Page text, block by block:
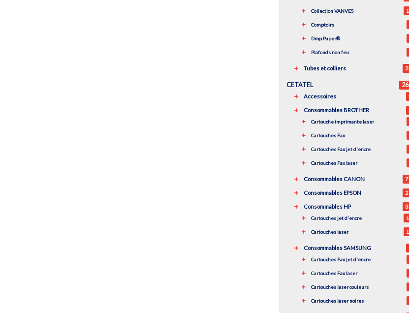
Collection VANVES
Comptoirs
Drop Paper®
Plafonds non feu
Tubes et colliers
CETATEL
Accessoires
Consommables BROTHER
Cartouche imprimante laser
Cartouches Fax
Cartouches Fax jet d'encre
Cartouches Fax laser
Consommables CANON
Consommables EPSON
Consommables HP
Cartouches jet d'encre
Cartouches laser
Consommables SAMSUNG
Cartouches Fax jet d'encre
Cartouches Fax laser
Cartouches laser couleurs
Cartouches laser noires